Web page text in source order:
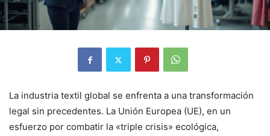
La industria textil global se enfrenta a una transformación
legal sin precedentes. La Unión Europea (UE), en un
esfuerzo por combatir la «triple crisis» ecológica,